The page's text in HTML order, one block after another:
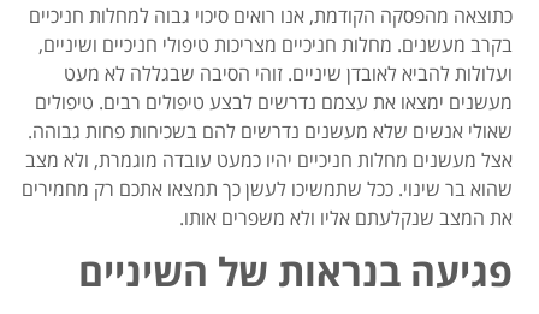
כתוצאה מהפסקה הקודמת, אנו רואים סיכוי גבוה למחלות חניכיים
בקרב מעשנים. מחלות חניכיים מצריכות טיפולי חניכיים ושיניים,
ועלולות להביא לאובדן שיניים. זוהי הסיבה שבגללה לא מעט
מעשנים ימצאו את עצמם נדרשים לבצע טיפולים רבים. טיפולים
שאולי אנשים שלא מעשנים נדרשים להם בשכיחות פחות גבוהה.
אצל מעשנים מחלות חניכיים יהיו כמעט עובדה מוגמרת, ולא מצב
שהוא בר שינוי. ככל שתמשיכו לעשן כך תמצאו אתכם רק מחמירים
את המצב שנקלעתם אליו ולא משפרים אותו.
פגיעה בנראות של השיניים